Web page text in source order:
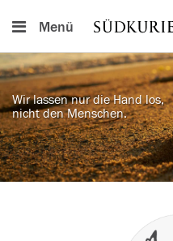
Menü
Wir lassen nur die Hand los,
nicht den Menschen.